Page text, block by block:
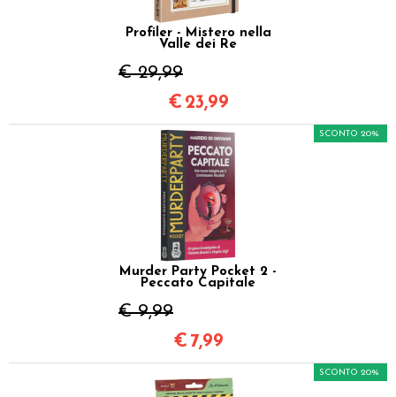
Profiler - Mistero nella
Valle dei Re
€ 29,99
€ 23,99
Murder Party Pocket 2 -
Peccato Capitale
€ 9,99
SCONTO 20%
€ 7,99
SCONTO 20%